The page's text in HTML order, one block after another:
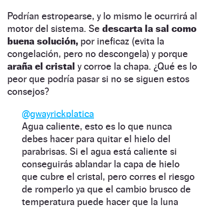
Podrían estropearse, y lo mismo le ocurrirá al
motor del sistema. Se descarta la sal como
buena solución, por ineficaz (evita la
congelación, pero no descongela) y porque
araña el cristal y corroe la chapa. ¿Qué es lo
peor que podría pasar si no se siguen estos
consejos?
@gwayrickplatica
Agua caliente, esto es lo que nunca
debes hacer para quitar el hielo del
parabrisas. Si el agua está caliente si
conseguirás ablandar la capa de hielo
que cubre el cristal, pero corres el riesgo
de romperlo ya que el cambio brusco de
temperatura puede hacer que la luna